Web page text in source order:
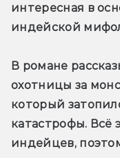
интересная в
индейской
В романе
охотницы за
который
катастрофы. Всё
индейцев,